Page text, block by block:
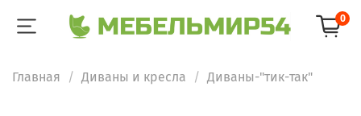
0
Главная Диваны и кресла Диваны-"тик-так"